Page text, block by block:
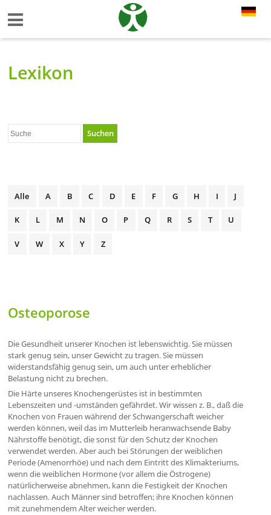
Lexikon
Suchen
Alle A B C D E F G H I J
K L M N O P Q R S T U
V W X Y Z
Osteoporose
Die Gesundheit unserer Knochen ist lebenswichtig. Sie müssen
stark genug sein, unser Gewicht zu tragen. Sie müssen
widerstandsfähig genug sein, um auch unter erheblicher
Belastung nicht zu brechen.
Die Härte unseres Knochengerüstes ist in bestimmten
Lebenszeiten und -umständen gefährdet. Wir wissen z. B., daß die
Knochen von Frauen während der Schwangerschaft weicher
werden können, weil das im Mutterleib heranwachsende Baby
Nährstoffe benötigt, die sonst für den Schutz der Knochen
verwendet werden. Aber auch bei Störungen der weiblichen
Periode (Amenorrhöe) und nach dem Eintritt des Klimakteriums,
wenn die weiblichen Hormone (vor allem die Östrogene)
natürlicherweise abnehmen, kann die Festigkeit der Knochen
nachlassen. Auch Männer sind betroffen; ihre Knochen können
mit zunehmendem Alter weicher werden.